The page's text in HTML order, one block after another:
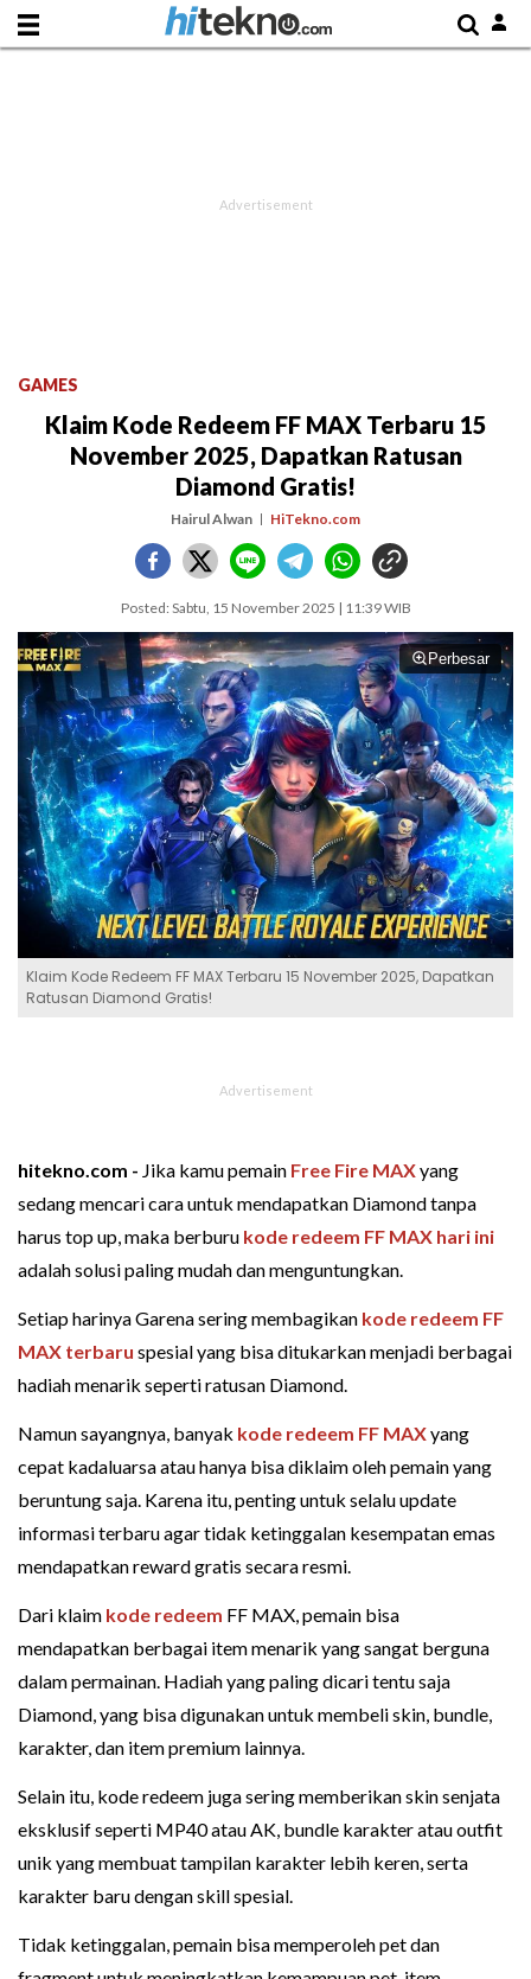
GAMES
Klaim Kode Redeem FF MAX Terbaru 15
November 2025, Dapatkan Ratusan
Diamond Gratis!
Hairul Alwan HiTekno.com
Posted: Sabtu, 15 November 2025 | 11:39 WIB
Perbesar
Klaim Kode Redeem FF MAX Terbaru 15 November 2025, Dapatkan
Ratusan Diamond Gratis!
hitekno.com - Jika kamu pemain Free Fire MAXyang
sedang mencari cara untuk mendapatkan Diamond tanpa
harus top up, maka berburu kode redeem FF MAX hari ini
adalah solusi paling mudah dan menguntungkan.
Setiap harinya Garena sering membagikan kode redeem FF
MAX terbaru spesial yang bisa ditukarkan menjadi berbagai
hadiah menarik seperti ratusan Diamond.
Namun sayangnya, banyak kode redeem FF MAXyang
cepat kadaluarsa atau hanya bisa diklaim oleh pemain yang
beruntung saja. Karena itu, penting untuk selalu update
informasi terbaru agar tidak ketinggalan kesempatan emas
mendapatkan reward gratis secara resmi.
Dari klaim kode redeem FF MAX, pemain bisa
mendapatkan berbagai item menarik yang sangat berguna
dalam permainan. Hadiah yang paling dicari tentu saja
Diamond, yang bisa digunakan untuk membeli skin, bundle,
karakter, dan item premium lainnya.
Selain itu, kode redeem juga sering memberikan skin senjata
eksklusif seperti MP40 atau AK, bundle karakter atau outfit
unik yang membuat tampilan karakter lebih keren, serta
karakter baru dengan skill spesial.
Tidak ketinggalan, pemain bisa memperoleh pet dan